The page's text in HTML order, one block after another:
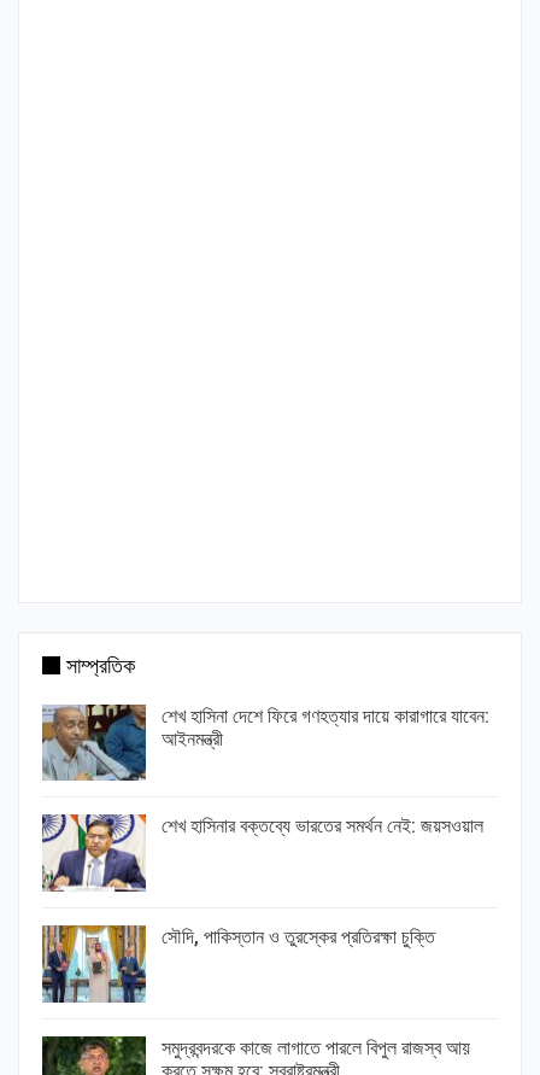
সাম্প্রতিক
শেখ হাসিনা দেশে ফিরে গণহত্যার দায়ে কারাগারে যাবেন:
আইনমন্ত্রী
শেখ হাসিনার বক্তব্যে ভারতের সমর্থন নেই: জয়সওয়াল
সৌদি, পাকিস্তান ও তুরস্কের প্রতিরক্ষা চুক্তি
সমুদ্রবন্দরকে কাজে লাগাতে পারলে বিপুল রাজস্ব আয়
করতে সক্ষম হবে: স্বরাষ্ট্রমন্ত্রী